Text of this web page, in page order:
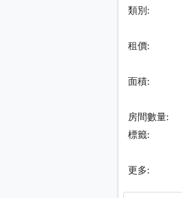
類別:
租價:
面積:
房間數量:
標籤:
更多: